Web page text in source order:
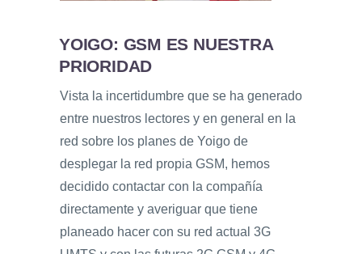
YOIGO: GSM ES NUESTRA
PRIORIDAD
Vista la incertidumbre que se ha generado
entre nuestros lectores y en general en la
red sobre los planes de Yoigo de
desplegar la red propia GSM, hemos
decidido contactar con la compañía
directamente y averiguar que tiene
planeado hacer con su red actual 3G